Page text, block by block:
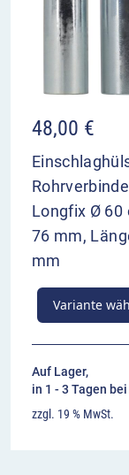
48,00 €
Longfix Ø 60
76 mm,
mm
Variante
Auf Lager,
in 1 - 3 Tagen
zzgl. 19 % MwSt.